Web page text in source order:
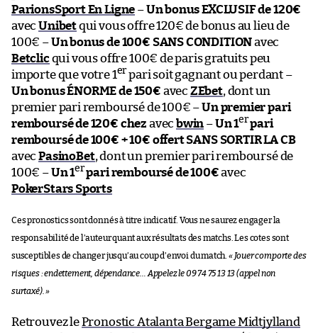
ParionsSport En Ligne –Un bonus EXCLUSIF de 120€
avecUnibetqui vous offre 120€ de bonus au lieu de
100€ –Un bonus de 100€ SANS CONDITIONavec
Betclicqui vous offre 100€ de paris gratuits peu
importe que votre 1er pari soit gagnant ou perdant –
Un bonus ÉNORME de 150€ avec ZEbet, dont un
premier pari remboursé de 100€ –Un premier pari
remboursé de 120€ chez avec bwin –Un 1erpari
remboursé de 100€ + 10€ offert SANS SORTIR LA CB
avecPasinoBet, dont un premier pari remboursé de
100€ –Un 1erpari remboursé de 100€avec
PokerStars Sports
Ces pronostics sont donnés à titre indicatif. Vous ne saurez engager la
responsabilité de l’auteur quant aux résultats des matchs. Les cotes sont
susceptibles de changer jusqu’au coup d’envoi du match. « Jouer comporte des
risques : endettement, dépendance… Appelez le 09 74 75 13 13 (appel non
surtaxé). »
Retrouvez lePronostic Atalanta Bergame Midtjylland